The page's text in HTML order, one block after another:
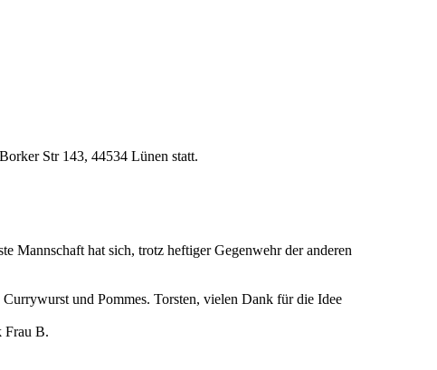
Str 143, 44534 Lünen statt.
Mannschaft hat sich, trotz heftiger Gegenwehr der anderen
und Pommes. Torsten, vielen Dank für die Idee
Frau B.